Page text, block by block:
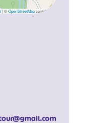
|©OpenStreetMapcontributors